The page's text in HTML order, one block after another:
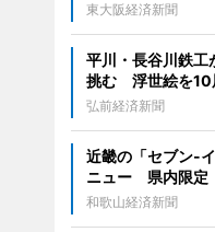
東大阪経済新聞
平川・長谷川鉄工
挑む 浮世絵を10
弘前経済新聞
近畿の「セブン-
ニュー 県内限定
和歌山経済新聞